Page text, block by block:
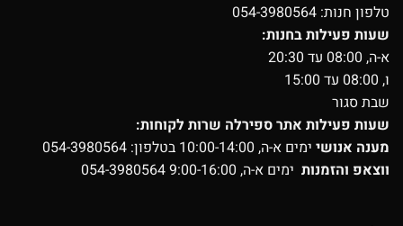
טלפון חנות: 054-3980564
שעות פעילות בחנות:
א-ה, 08:00 עד 20:30
ו, 08:00 עד 15:00
שבת סגור
שעות פעילות אתר ספירלה שרות לקוחות:
מענה אנושי ימים א-ה, 10:00-14:00 בטלפון:
054-3980564
ווצאפ והזמנות ימים א-ה, 9:00-16:00 054-3980564